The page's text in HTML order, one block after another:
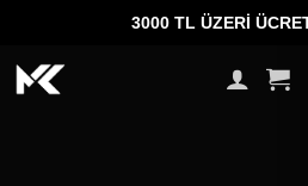
3000 TL ÜZERİ